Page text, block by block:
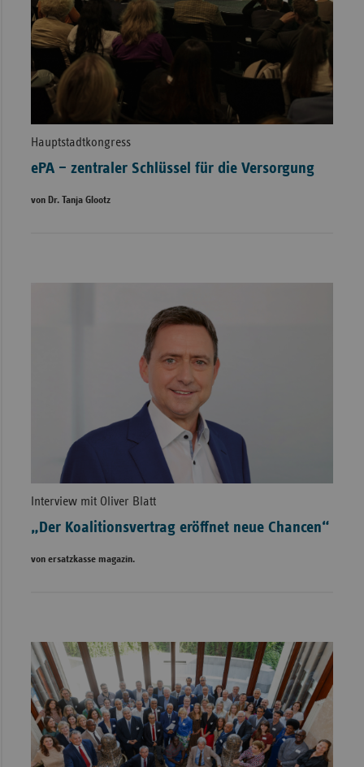
Hauptstadtkongress
ePA – zentraler Schlüssel für die Versorgung
von Dr. Tanja Glootz
Interview mit Oliver Blatt
„Der Koalitionsvertrag eröffnet neue Chancen“
von ersatzkasse magazin.